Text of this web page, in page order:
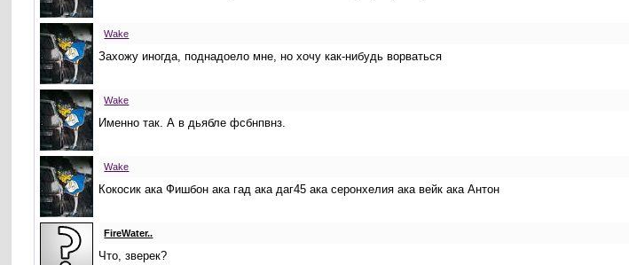
Wake
Захожу иногда, поднадоело мне, но хочу как-нибудь ворваться
Wake
Именно так. А в дьябле фсбнпвнз.
Wake
Кокосик ака Фишбон ака гад ака даг45 ака серонхелия ака вейк ака Антон
FireWater..
Что, зверек?